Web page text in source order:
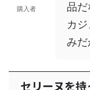
購入者
品
カ
みだ
セリーヌを